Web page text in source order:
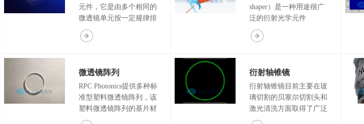
元件，它是由多个相同的
微透镜单元按一定规律排
布的阵列透镜，其中微透
镜单元的尺寸从几微米到
集成化等优点，被广泛应
用在阵列匀光，Shack-
Hartmann波前传感器，光
纤耦合，光通信和三维成
像等不同应用领域领域。
shaper）是一种用途很广
泛的衍射光学元件
（DOE），其作用是将高
斯光整平顶光，得到一个
叫做光束整形DOE，平顶
光束整形器。
微透镜阵列
RPC Photonics提供多种标
准型塑料微透镜阵列，该
塑料微透镜阵列的基片材
料为玻璃，微透镜材料为
衍射轴锥镜
衍射轴锥镜目前主要在玻
璃切割的贝塞尔切割头和
激光清洗方面取得了广泛
的应用。衍射轴锥镜相较